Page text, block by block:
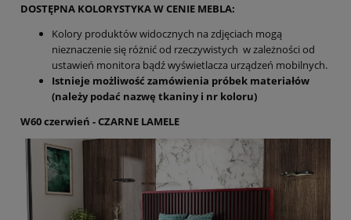
DOSTĘPNA KOLORYSTYKA W CENIE MEBLA:
Kolory produktów widocznych na zdjęciach mogą
nieznaczenie się różnić od rzeczywistych w zależności od
ustawień monitora bądź wyświetlacza urządzeń mobilnych.
Istnieje możliwość zamówienia próbek materiałów
(należy podać nazwę tkaniny i nr koloru)
W60 czerwień - CZARNE LAMELE